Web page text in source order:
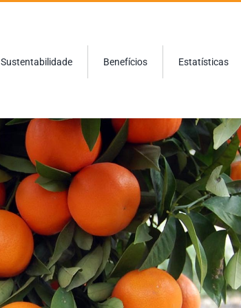
Sustentabilidade Benefícios Estatísticas